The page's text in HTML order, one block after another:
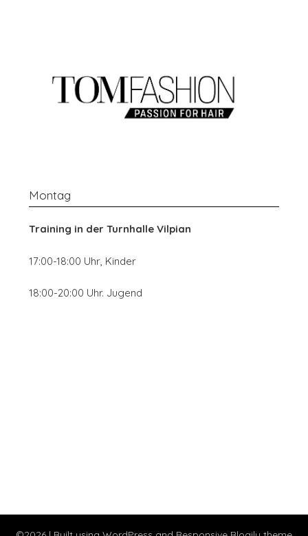
Montag
Training in derTurnhalle Vilpian
17:00-18:00 Uhr, Kinder
18:00-20:00 Uhr. Jugend